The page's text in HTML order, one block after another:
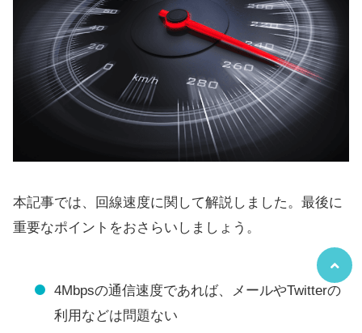
本記事では、回線速度に関して解説しました。最後に
重要なポイントをおさらいしましょう。
4Mbpsの通信速度であれば、メールやTwitterの
利用などは問題ない